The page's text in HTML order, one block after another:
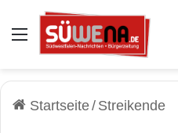
Auswahl
Startseite/ Streikende